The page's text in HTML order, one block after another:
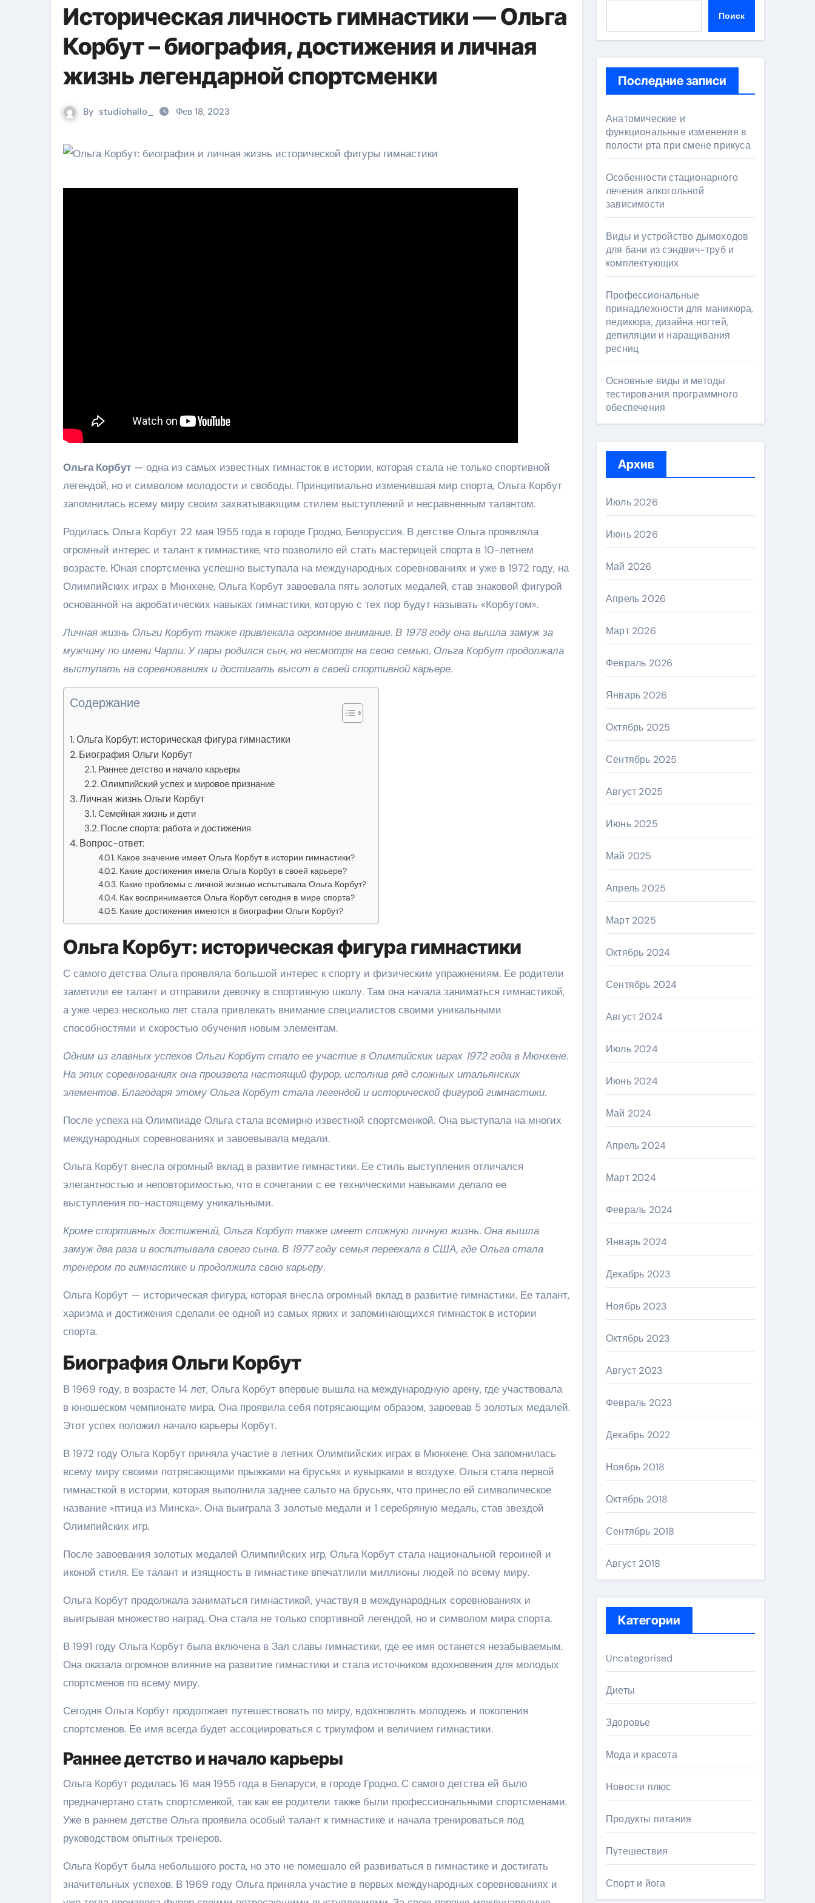
Историческая личность гимнастики — Ольга
Корбут – биография, достижения и личная
жизнь легендарной спортсменки
By studiohallo_ Фев 18, 2023
Ольга Корбут — одна из самых известных гимнасток в истории, которая стала не только спортивной
легендой, но и символом молодости и свободы. Принципиально изменившая мир спорта, Ольга Корбут
запомнилась всему миру своим захватывающим стилем выступлений и несравненным талантом.
Родилась Ольга Корбут 22 мая 1955 года в городе Гродно, Белоруссия. В детстве Ольга проявляла
огромный интерес и талант к гимнастике, что позволило ей стать мастерицей спорта в 10-летнем
возрасте. Юная спортсменка успешно выступала на международных соревнованиях и уже в 1972 году, на
Олимпийских играх в Мюнхене, Ольга Корбут завоевала пять золотых медалей, став знаковой фигурой
основанной на акробатических навыках гимнастики, которую с тех пор будут называть «Корбутом».
Личная жизнь Ольги Корбут также привлекала огромное внимание. В 1978 году она вышла замуж за
мужчину по имени Чарли. У пары родился сын, но несмотря на свою семью, Ольга Корбут продолжала
выступать на соревнованиях и достигать высот в своей спортивной карьере.
Содержание
Ольга Корбут: историческая фигура гимнастики
Биография Ольги Корбут
Раннее детство и начало карьеры
Олимпийский успех и мировое признание
Личная жизнь Ольги Корбут
Семейная жизнь и дети
После спорта: работа и достижения
Вопрос-ответ:
Какое значение имеет Ольга Корбут в истории гимнастики?
Какие достижения имела Ольга Корбут в своей карьере?
Какие проблемы с личной жизнью испытывала Ольга Корбут?
Как воспринимается Ольга Корбут сегодня в мире спорта?
Какие достижения имеются в биографии Ольги Корбут?
Ольга Корбут: историческая фигура гимнастики
С самого детства Ольга проявляла большой интерес к спорту и физическим упражнениям. Ее родители
заметили ее талант и отправили девочку в спортивную школу. Там она начала заниматься гимнастикой,
а уже через несколько лет стала привлекать внимание специалистов своими уникальными
способностями и скоростью обучения новым элементам.
Одним из главных успехов Ольги Корбут стало ее участие в Олимпийских играх 1972 года в Мюнхене.
На этих соревнованиях она произвела настоящий фурор, исполнив ряд сложных итальянских
элементов. Благодаря этому Ольга Корбут стала легендой и исторической фигурой гимнастики.
После успеха на Олимпиаде Ольга стала всемирно известной спортсменкой. Она выступала на многих
международных соревнованиях и завоевывала медали.
Ольга Корбут внесла огромный вклад в развитие гимнастики. Ее стиль выступления отличался
элегантностью и неповторимостью, что в сочетании с ее техническими навыками делало ее
выступления по-настоящему уникальными.
Кроме спортивных достижений, Ольга Корбут также имеет сложную личную жизнь. Она вышла
замуж два раза и воспитывала своего сына. В 1977 году семья переехала в США, где Ольга стала
тренером по гимнастике и продолжила свою карьеру.
Ольга Корбут — историческая фигура, которая внесла огромный вклад в развитие гимнастики. Ее талант,
харизма и достижения сделали ее одной из самых ярких и запоминающихся гимнасток в истории
спорта.
Биография Ольги Корбут
В 1969 году, в возрасте 14 лет, Ольга Корбут впервые вышла на международную арену, где участвовала
в юношеском чемпионате мира. Она проявила себя потрясающим образом, завоевав 5 золотых медалей.
Этот успех положил начало карьеры Корбут.
В 1972 году Ольга Корбут приняла участие в летних Олимпийских играх в Мюнхене. Она запомнилась
всему миру своими потрясающими прыжками на брусьях и кувырками в воздухе. Ольга стала первой
гимнасткой в истории, которая выполнила заднее сальто на брусьях, что принесло ей символическое
название «птица из Минска». Она выиграла 3 золотые медали и 1 серебряную медаль, став звездой
Олимпийских игр.
После завоевания золотых медалей Олимпийских игр, Ольга Корбут стала национальной героиней и
иконой стиля. Ее талант и изящность в гимнастике впечатлили миллионы людей по всему миру.
Ольга Корбут продолжала заниматься гимнастикой, участвуя в международных соревнованиях и
выигрывая множество наград. Она стала не только спортивной легендой, но и символом мира спорта.
В 1991 году Ольга Корбут была включена в Зал славы гимнастики, где ее имя останется незабываемым.
Она оказала огромное влияние на развитие гимнастики и стала источником вдохновения для молодых
спортсменов по всему миру.
Сегодня Ольга Корбут продолжает путешествовать по миру, вдохновлять молодежь и поколения
спортсменов. Ее имя всегда будет ассоциироваться с триумфом и величием гимнастики.
Раннее детство и начало карьеры
Ольга Корбут родилась 16 мая 1955 года в Беларуси, в городе Гродно. С самого детства ей было
предначертано стать спортсменкой, так как ее родители также были профессиональными спортсменами.
Уже в раннем детстве Ольга проявила особый талант к гимнастике и начала тренироваться под
руководством опытных тренеров.
Ольга Корбут была небольшого роста, но это не помешало ей развиваться в гимнастике и достигать
значительных успехов. В 1969 году Ольга приняла участие в первых международных соревнованиях и
Поиск
Последние записи
Анатомические и
функциональные изменения в
полости рта при смене прикуса
Особенности стационарного
лечения алкогольной
зависимости
Виды и устройство дымоходов
для бани из сэндвич-труб и
комплектующих
Профессиональные
принадлежности для маникюра,
педикюра, дизайна ногтей,
депиляции и наращивания
ресниц
Основные виды и методы
тестирования программного
обеспечения
Архив
Июль 2026
Июнь 2026
Май 2026
Апрель 2026
Март 2026
Февраль 2026
Январь 2026
Октябрь 2025
Сентябрь 2025
Август 2025
Июнь 2025
Май 2025
Апрель 2025
Март 2025
Октябрь 2024
Сентябрь 2024
Август 2024
Июль 2024
Июнь 2024
Май 2024
Апрель 2024
Март 2024
Февраль 2024
Январь 2024
Декабрь 2023
Ноябрь 2023
Октябрь 2023
Август 2023
Февраль 2023
Декабрь 2022
Ноябрь 2018
Октябрь 2018
Сентябрь 2018
Август 2018
Категории
Uncategorised
Диеты
Здоровье
Мода и красота
Новости плюс
Продукты питания
Путешествия
Спорт и йога